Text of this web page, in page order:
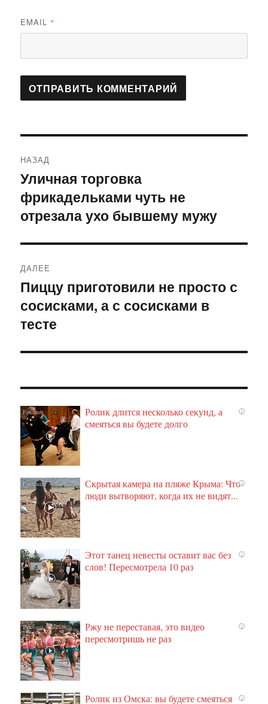
EMAIL *
по
записям
НАЗАД
Предыдущая
запись:
Уличная торговка
фрикадельками чуть не
отрезала ухо бывшему мужу
ДАЛЕЕ
Следующая
запись:
Пиццу приготовили не просто с
сосисками, а с сосисками в
тесте
i
Ролик длится несколько секунд, а
смеяться вы будете долго
i
Скрытая камера на пляже Крыма: Что
люди вытворяют, когда их не видят...
i
Этот танец невесты оставит вас без
слов! Пересмотрела 10 раз
i
Ржу не переставая, это видео
пересмотришь не раз
i
Ролик из Омска: вы будете смеяться